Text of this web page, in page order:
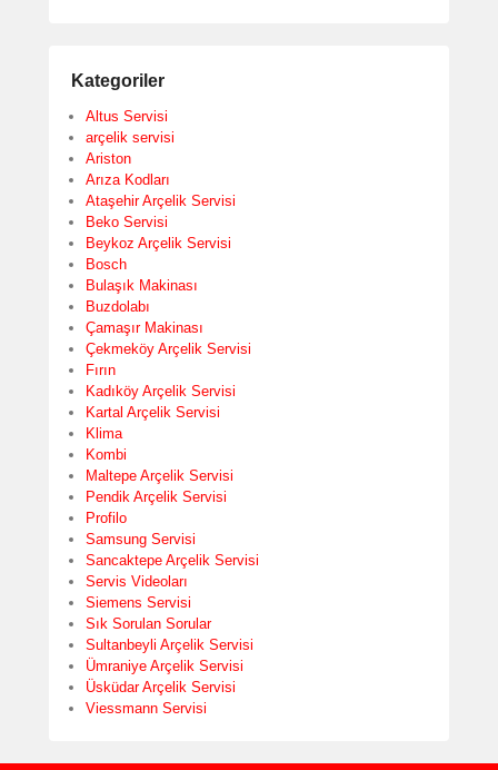
Kategoriler
Altus Servisi
arçelik servisi
Ariston
Arıza Kodları
Ataşehir Arçelik Servisi
Beko Servisi
Beykoz Arçelik Servisi
Bosch
Bulaşık Makinası
Buzdolabı
Çamaşır Makinası
Çekmeköy Arçelik Servisi
Fırın
Kadıköy Arçelik Servisi
Kartal Arçelik Servisi
Klima
Kombi
Maltepe Arçelik Servisi
Pendik Arçelik Servisi
Profilo
Samsung Servisi
Sancaktepe Arçelik Servisi
Servis Videoları
Siemens Servisi
Sık Sorulan Sorular
Sultanbeyli Arçelik Servisi
Ümraniye Arçelik Servisi
Üsküdar Arçelik Servisi
Viessmann Servisi